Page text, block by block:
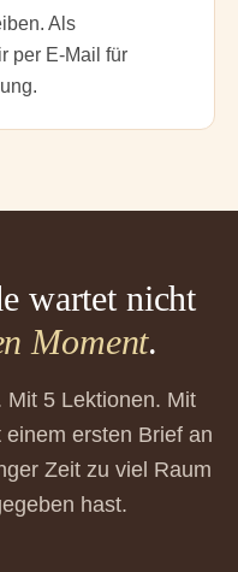
Als
per E-Mail für
wartet nicht
Moment.
Mit 5 Lektionen. Mit
ersten Brief an
Zeit zu viel Raum
hast.